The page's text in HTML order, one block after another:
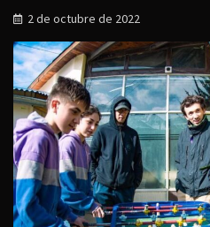
2 de octubre de 2022